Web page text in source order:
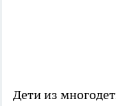
Дети из